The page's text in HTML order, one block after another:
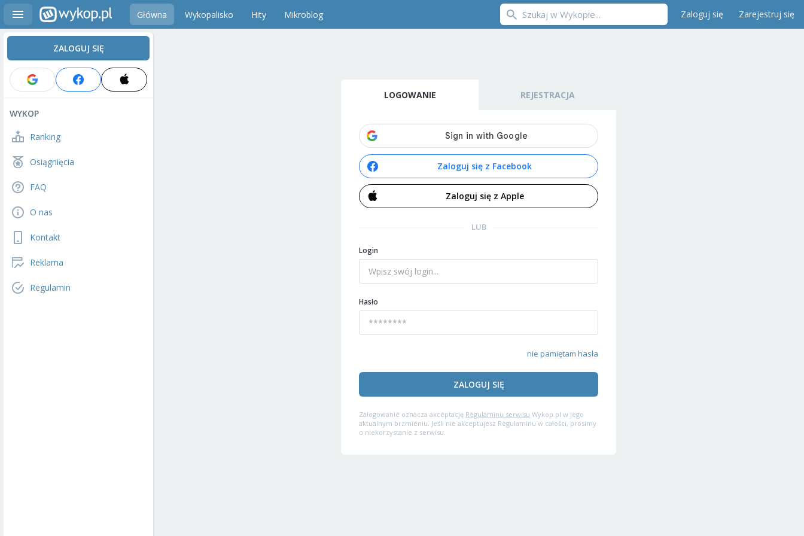
Główna Wykopalisko Hity Mikroblog Zaloguj się Zarejestruj się
ZALOGUJ SIĘ
WYKOP
Ranking
Osiągnięcia
FAQ
O nas
Kontakt
Reklama
Regulamin
LOGOWANIE REJESTRACJA
Zaloguj się z Facebook
Zaloguj się z Apple
LUB
Login
Hasło
nie pamiętam hasła
ZALOGUJ SIĘ
Zalogowanie oznacza akceptację Regulaminu serwisu Wykop.pl w jego
aktualnym brzmieniu. Jeśli nie akceptujesz Regulaminu w całości, prosimy
o niekorzystanie z serwisu.